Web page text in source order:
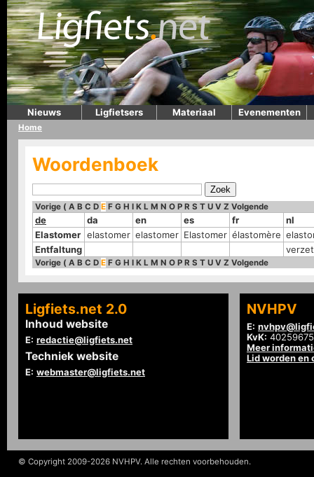
Nieuws Ligfietsers Materiaal Evenementen
Home
Woordenboek
Vorige ( A B C D E F G H I K L M N O P R S T U V Z Volgende
de da en es fr
nl
Elastomer elastomer elastomer Elastomer élastomère
Entfaltung
verzet
Vorige ( A B C D E F G H I K L M N O P R S T U V Z Volgende
Ligfiets.net 2.0
Inhoud website
E: redactie@ligfiets.net
Techniek website
E: webmaster@ligfiets.net
NVHPV
E:
KvK: 40259675
Meer
Lid worden en
© Copyright 2009-2026 NVHPV. Alle rechten voorbehouden.